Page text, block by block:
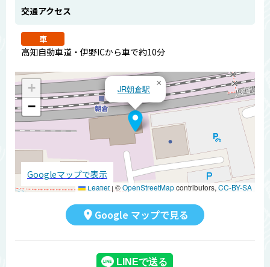
交通アクセス
車
高知自動車道・伊野ICから車で約10分
JR朝倉駅
×
+
−
Leaflet | ©OpenStreetMapcontributors, CC-BY-SA
Googleマップで表示
Google マップで見る